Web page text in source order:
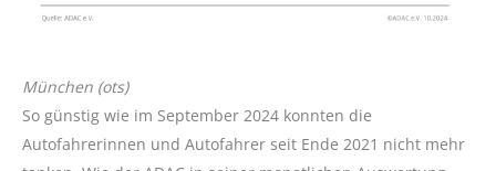
München (ots)
So günstig wie im September 2024 konnten die
Autofahrerinnen und Autofahrer seit Ende 2021 nicht mehr